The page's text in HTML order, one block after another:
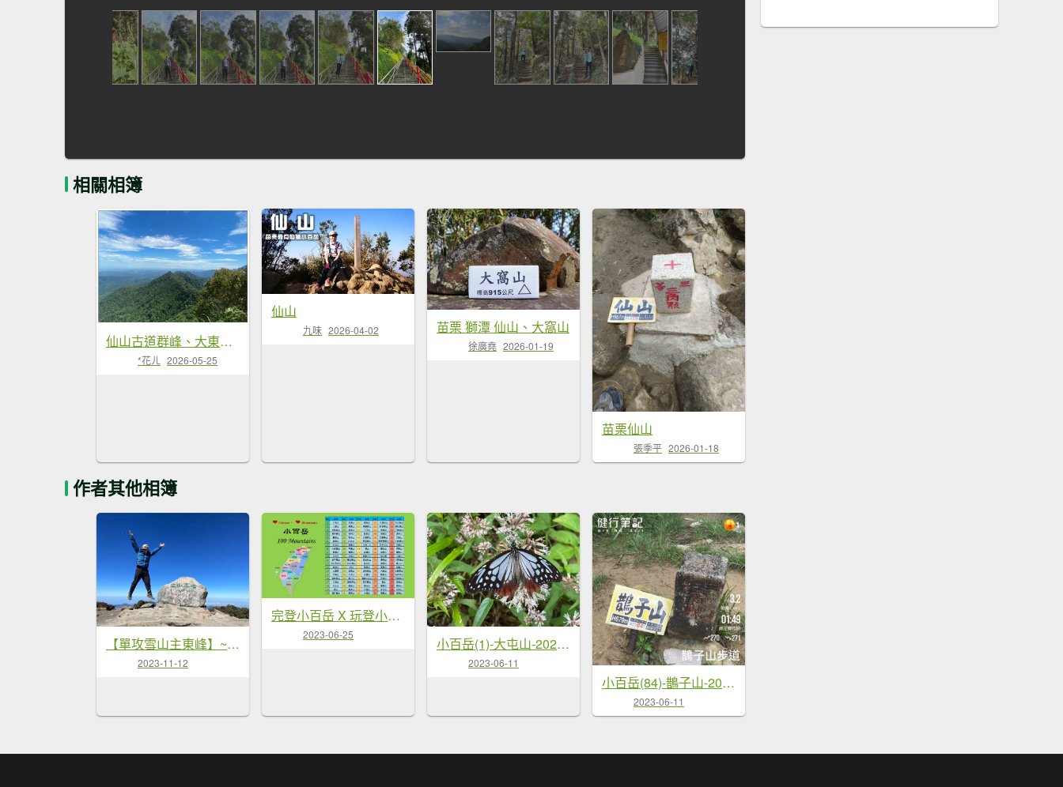
相關相簿
仙山古道群峰、大東勢山、上大窩山 O型縱走
*花ㄦ 2026-05-25
仙山
九味 2026-04-02 苗栗 獅潭 仙山、大窩山
徐廣堯 2026-01-19
苗栗仙山
張季平 2026-01-18
作者其他相簿
【單攻雪山主東峰】~夜景、日出、雲海、黑森林、圈谷、群山環繞~
2023-11-12
完登小百岳 X 玩登小百岳
2023-06-25
小百岳(1)-大屯山-20230604
2023-06-11
小百岳(84)-鵲子山-20230604
2023-06-11